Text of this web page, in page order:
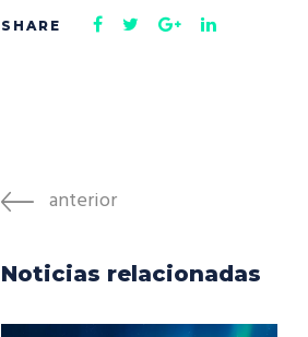
anterior
Noticias relacionadas